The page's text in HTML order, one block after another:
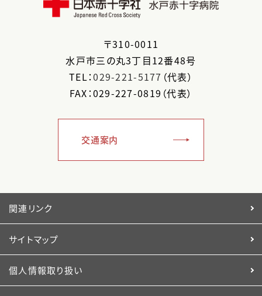
〒310-0011
水戸市三の丸3丁目12番48号
TEL：029-221-5177 （代表）
FAX：029-227-0819（代表）
交通案内
関連リンク
サイトマップ
個人情報取り扱い